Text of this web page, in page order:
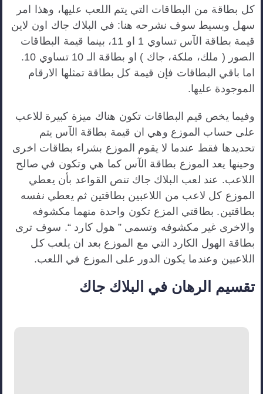
كل بطاقة من البطاقات التي يتم اللعب عليها، وهذا امر
سهل وبسيط سوف نشرحه هنا: في البلاك جاك اون لاين
قيمة بطاقة الآس تساوي 1 او 11، بينما قيمة البطاقات
الصور ( ملك، ملكة، جاك ) او بطاقة الـ 10 تساوي 10.
اما باقي البطاقات فإن قيمة كل بطاقة تمثلها الارقام
الموجودة عليها.
وفيما يخص قيم البطاقات تكون هناك ميزة كبيرة للاعب
على حساب الموزع وهي ان قيمة بطاقة الآس يتم
تحديدها فقط عندما لا يقوم الموزع بشراء بطاقات اخرى
وحينها يعد الموزع بطاقة الآس كما هي وتكون في صالح
اللاعب. عند لعب البلاك جاك تنص القواعد بأن يعطي
الموزع كل لاعب من اللاعبين بطاقتين ثم يعطي نفسه
بطاقتين. بطاقتي المزع تكون واحدة منهما مكشوفه
والاخرى غير مكشوفه وتسمى ” هول كارد “. سوف ترى
بطاقة الهول الكارد التي مع الموزع بعد ان يلعب كل
اللاعبين وعندما يكون الدور على الموزع في اللعب.
تقسيم الرهان في البلاك جاك